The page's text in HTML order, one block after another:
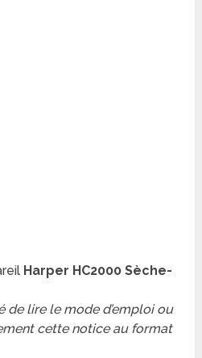
Harper HC2000 Sèche-
de lire le mode d’emploi ou
cette notice au format